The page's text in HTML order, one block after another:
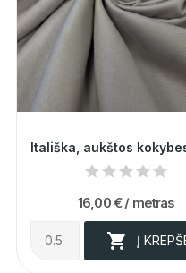
16,00 € / metras
 Į